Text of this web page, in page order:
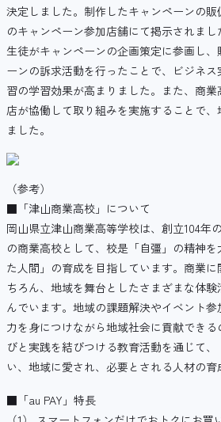
決定しました。制作したキャンペーンの
のキャンペーン参加店舗にて掲示されまし
生徒がキャンペーンの企画策定に参画し
ーンの訴求活動を行ったことで、ビジネ
習の学習効果が高まりました。また、商業
店が協働して取り組みを実施することで
ました。
（参考）
■「津山商業高校」について
岡山県立津山商業高等学校は、創立104年
の商業高校として、校是「自彊」の精神
た人間」の育成を目指しています。商業
ちろん、地域を舞台としたさまざまな体
んでいます。地域の課題解決やイベント
力を身につけながら地域社会に貢献でき
びと実践を結びつける教育活動を通じて
い、地域に愛され、必要とされる人材の育
■「au PAY」特長